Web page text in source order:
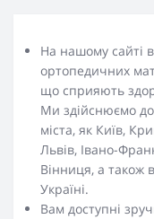
На нашому сайті
ортопедичних
що сприяють
Ми здійснюємо
міста, як Київ,
Львів, Івано-
Вінниця, а також
Україні.
Вам доступні